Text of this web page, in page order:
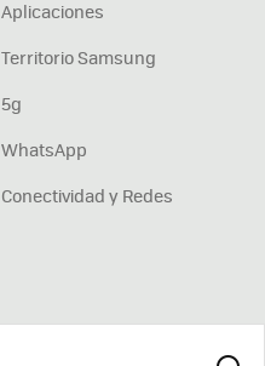
Aplicaciones
Territorio Samsung
5g
WhatsApp
Conectividad y Redes